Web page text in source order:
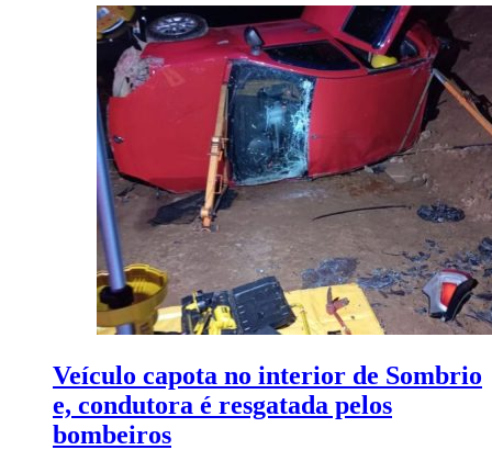
Veículo capota no interior de Sombrio
e, condutora é resgatada pelos
bombeiros